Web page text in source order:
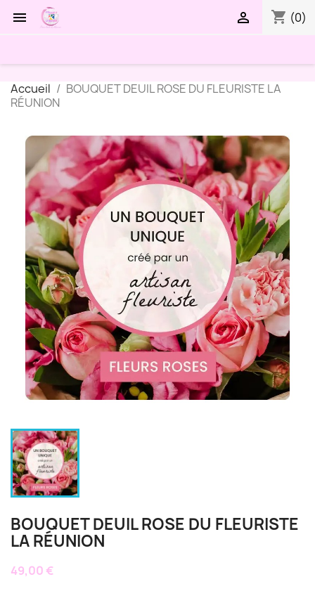
 shopping_cart (0)

Accueil
BOUQUET DEUIL ROSE DU FLEURISTE LA
RÉUNION
BOUQUET DEUIL ROSE DU FLEURISTE
LA RÉUNION
49,00 €